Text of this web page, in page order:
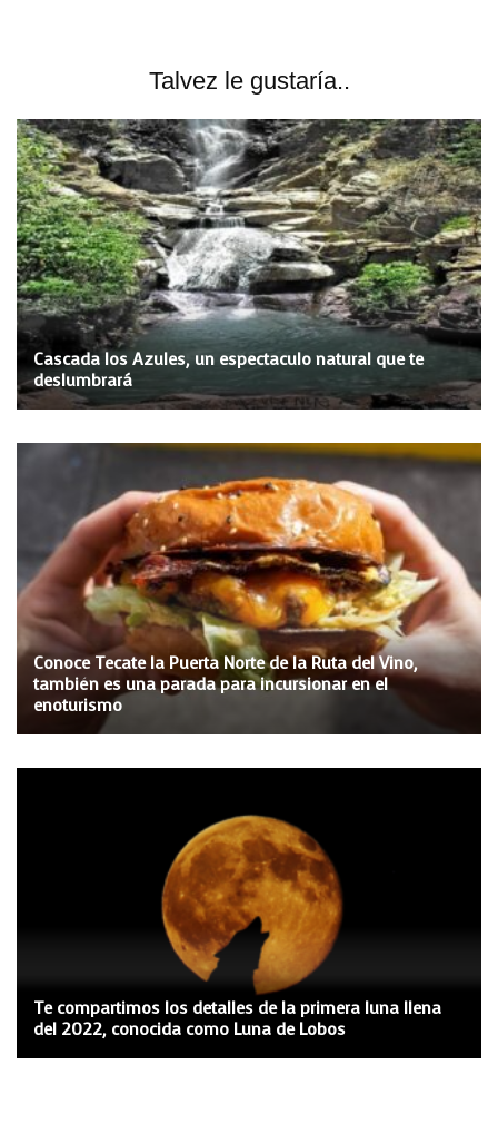
Talvez le gustaría..
Cascada los Azules, un espectaculo natural que te
deslumbrará
Conoce Tecate la Puerta Norte de la Ruta del Vino,
también es una parada para incursionar en el
enoturismo
Te compartimos los detalles de la primera luna llena
del 2022, conocida como Luna de Lobos